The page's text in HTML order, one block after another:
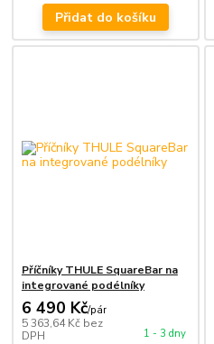
Přidat do košíku
Příčníky THULE SquareBar na
integrované podélníky
6 490 Kč/pár
5 363,64 Kč bez
DPH
1 - 3 dny